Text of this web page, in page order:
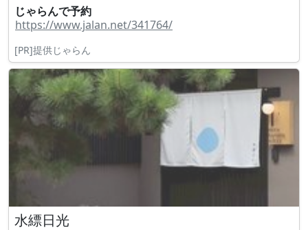
じゃらんで予約
https://www.jalan.net/341764/
[PR]提供じゃらん
水縹日光